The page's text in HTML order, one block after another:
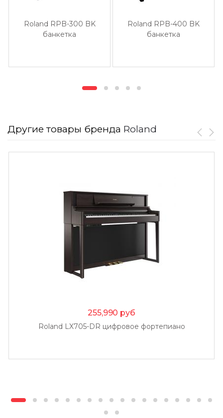
Roland RPB-300 BK
банкетка
Roland RPB-400 BK
банкетка
Другие товары бренда Roland
255,990 руб
Roland LX705-DR цифровое фортепиано